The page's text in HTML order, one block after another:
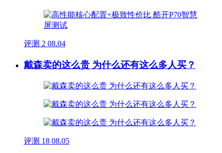
评测 2 08.04
戴森卖的这么贵 为什么还有这么多人买？
评测 18 08.05